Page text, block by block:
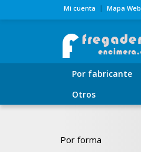
Mi cuenta Mapa Web
Por fabricante
Otros
Por forma